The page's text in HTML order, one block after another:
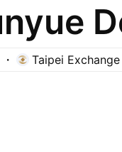
Taipei Exchange